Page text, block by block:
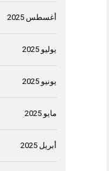
أغسطس 2025
يوليو 2025
يونيو 2025
مايو 2025
أبريل 2025